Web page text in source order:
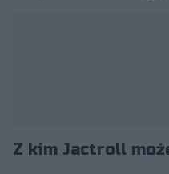
Z kim Jactroll